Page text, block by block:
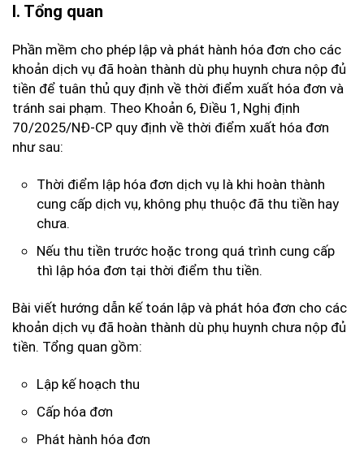
I. Tổng quan
Phần mềm cho phép lập và phát hành hóa đơn cho các
khoản dịch vụ đã hoàn thành dù phụ huynh chưa nộp đủ
tiền để tuân thủ quy định về thời điểm xuất hóa đơn và
tránh sai phạm. Theo Khoản 6, Điều 1, Nghị định
70/2025/NĐ-CP quy định về thời điểm xuất hóa đơn
như sau:
Thời điểm lập hóa đơn dịch vụ là khi hoàn thành
cung cấp dịch vụ, không phụ thuộc đã thu tiền hay
chưa.
Nếu thu tiền trước hoặc trong quá trình cung cấp
thì lập hóa đơn tại thời điểm thu tiền.
Bài viết hướng dẫn kế toán lập và phát hóa đơn cho các
khoản dịch vụ đã hoàn thành dù phụ huynh chưa nộp đủ
tiền. Tổng quan gồm:
Lập kế hoạch thu
Cấp hóa đơn
Phát hành hóa đơn